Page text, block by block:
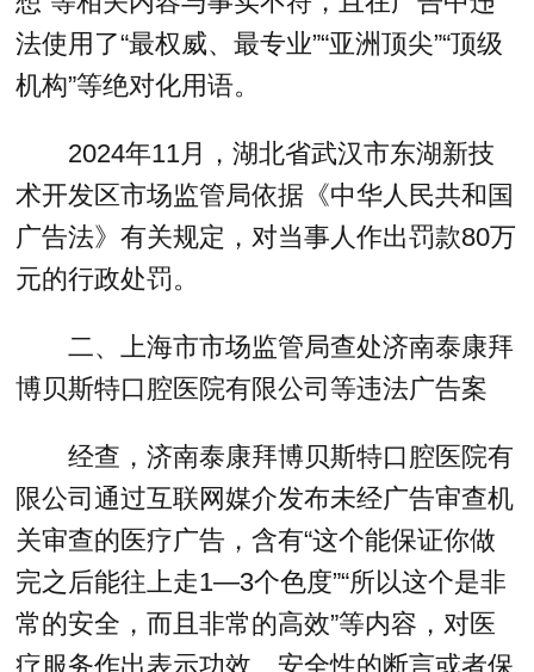
法使用了“最权威、最专业”“亚洲顶尖”“顶级
机构”等绝对化用语。
2024年11月，湖北省武汉市东湖新技
术开发区市场监管局依据《中华人民共和国
广告法》有关规定，对当事人作出罚款80万
元的行政处罚。
二、上海市市场监管局查处济南泰康拜
博贝斯特口腔医院有限公司等违法广告案
经查，济南泰康拜博贝斯特口腔医院有
限公司通过互联网媒介发布未经广告审查机
关审查的医疗广告，含有“这个能保证你做
完之后能往上走1—3个色度”“所以这个是非
常的安全，而且非常的高效”等内容，对医
疗服务作出表示功效、安全性的断言或者保